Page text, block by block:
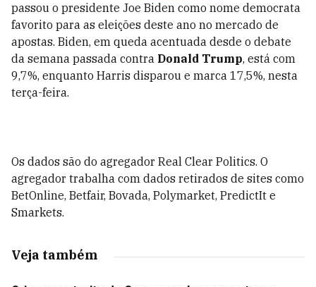
passou o presidente Joe Biden como nome democrata
favorito para as eleições deste ano no mercado de
apostas. Biden, em queda acentuada desde o debate
da semana passada contra Donald Trump, está com
9,7%, enquanto Harris disparou e marca 17,5%, nesta
terça-feira.
Os dados são do agregador Real Clear Politics. O
agregador trabalha com dados retirados de sites como
BetOnline, Betfair, Bovada, Polymarket, PredictIt e
Smarkets.
Veja também